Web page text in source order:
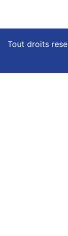
Tout droits